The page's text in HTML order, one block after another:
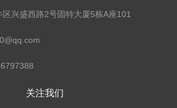
兴盛西路2号固特大厦5栋A座101
关注我们